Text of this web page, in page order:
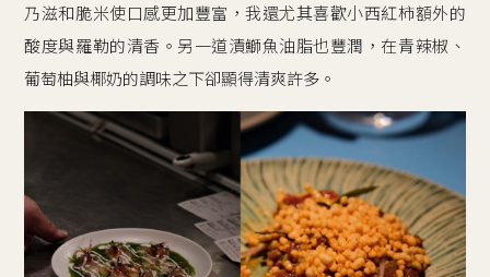
乃滋和脆米使口感更加豐富，我還尤其喜歡小西紅柿額外的
酸度與羅勒的清香。另一道漬鰤魚油脂也豐潤，在青辣椒、
葡萄柚與椰奶的調味之下卻顯得清爽許多。